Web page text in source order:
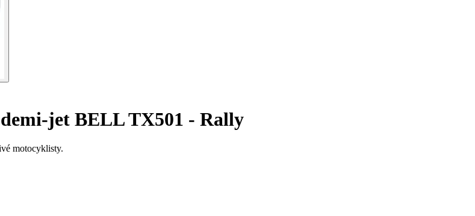
jet BELL TX501 - Rally
motocyklisty.